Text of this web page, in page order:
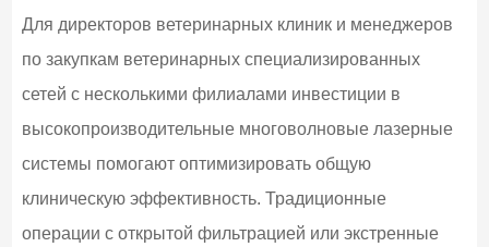
Для директоров ветеринарных клиник и менеджеров
по закупкам ветеринарных специализированных
сетей с несколькими филиалами инвестиции в
высокопроизводительные многоволновые лазерные
системы помогают оптимизировать общую
клиническую эффективность. Традиционные
операции с открытой фильтрацией или экстренные